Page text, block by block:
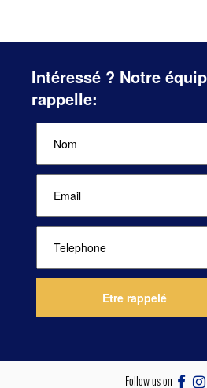
Intéressé ? Notre
rappelle:
Follow us on